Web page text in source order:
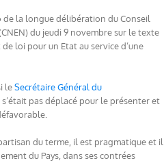
de la longue délibération du Conseil
du jeudi 9 novembre sur le texte
loi pour un Etat au service d’une
leSecrétaire Général du
s’était pas déplacé pour le présenter et
du terme, il est pragmatique et il
du Pays, dans ses contrées